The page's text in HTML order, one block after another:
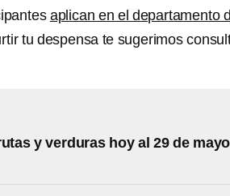
aplican en el departamento
tu despensa te sugerimos
y verduras hoy al 29 de mayo